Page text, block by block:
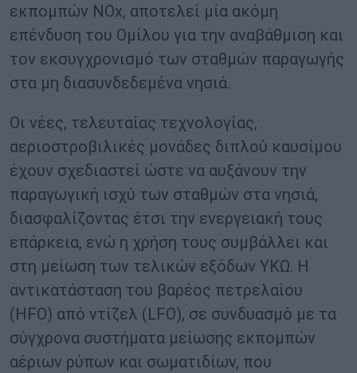
εκπομπών NOx, αποτελεί μία ακόμη
επένδυση του Ομίλου για την αναβάθμιση και
τον εκσυγχρονισμό των σταθμών παραγωγής
στα μη διασυνδεδεμένα νησιά.
Οι νέες, τελευταίας τεχνολογίας,
αεριοστροβιλικές μονάδες διπλού καυσίμου
έχουν σχεδιαστεί ώστε να αυξάνουν την
παραγωγική ισχύ των σταθμών στα νησιά,
διασφαλίζοντας έτσι την ενεργειακή τους
επάρκεια, ενώ η χρήση τους συμβάλλει και
στη μείωση των τελικών εξόδων ΥΚΩ. Η
αντικατάσταση του βαρέος πετρελαίου
(HFO) από ντίζελ (LFO), σε συνδυασμό με τα
σύγχρονα συστήματα μείωσης εκπομπών
αέριων ρύπων και σωματιδίων, που